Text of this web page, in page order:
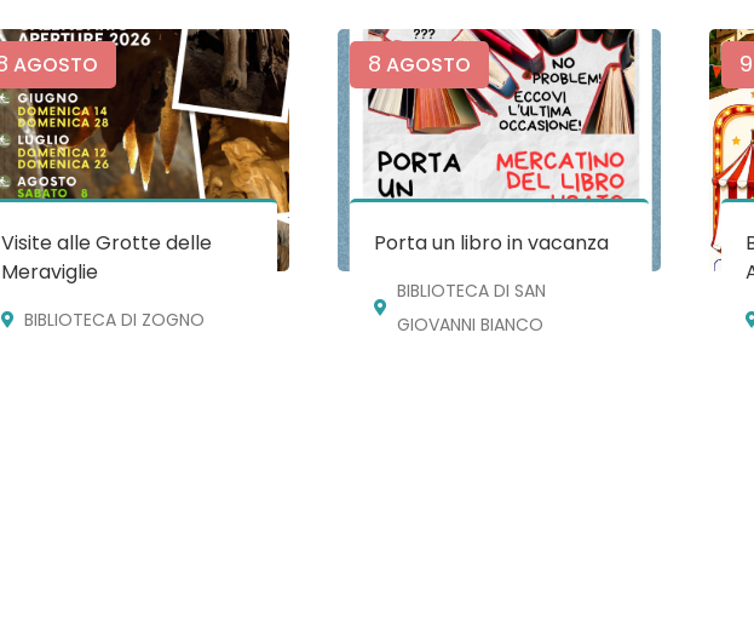
AGOSTO
Visite alle Grotte delle
Meraviglie
BIBLIOTECA DI ZOGNO
8 AGOSTO
Porta un libro in vacanza
BIBLIOTECA DI SAN
GIOVANNI BIANCO
9